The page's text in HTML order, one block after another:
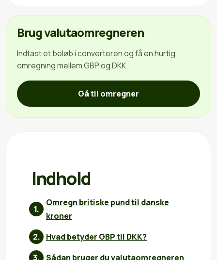
Brug valutaomregneren
Indtast et beløb i converteren og få en hurtig
omregning mellem GBP og DKK.
Gå til omregner
Indhold
Omregn britiske pund til danske
kroner
Hvad betyder GBP til DKK?
Sådan bruger du valutaomregneren